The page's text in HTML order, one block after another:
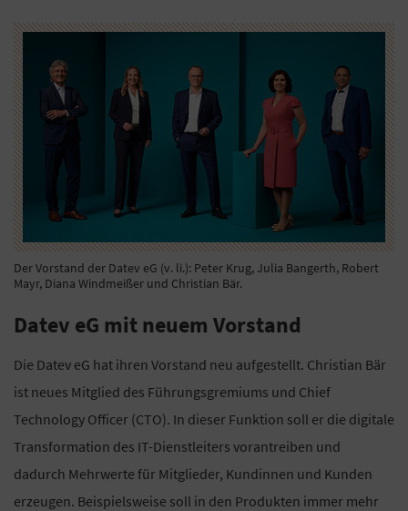
Der Vorstand der Datev eG (v. li.): Peter Krug, Julia Bangerth, Robert
Mayr, Diana Windmeißer und Christian Bär.
Datev eG mit neuem Vorstand
Die Datev eG hat ihren Vorstand neu aufgestellt. Christian Bär
ist neues Mitglied des Führungsgremiums und Chief
Technology Officer (CTO). In dieser Funktion soll er die digitale
Transformation des IT-Dienstleiters vorantreiben und
dadurch Mehrwerte für Mitglieder, Kundinnen und Kunden
erzeugen. Beispielsweise soll in den Produkten immer mehr